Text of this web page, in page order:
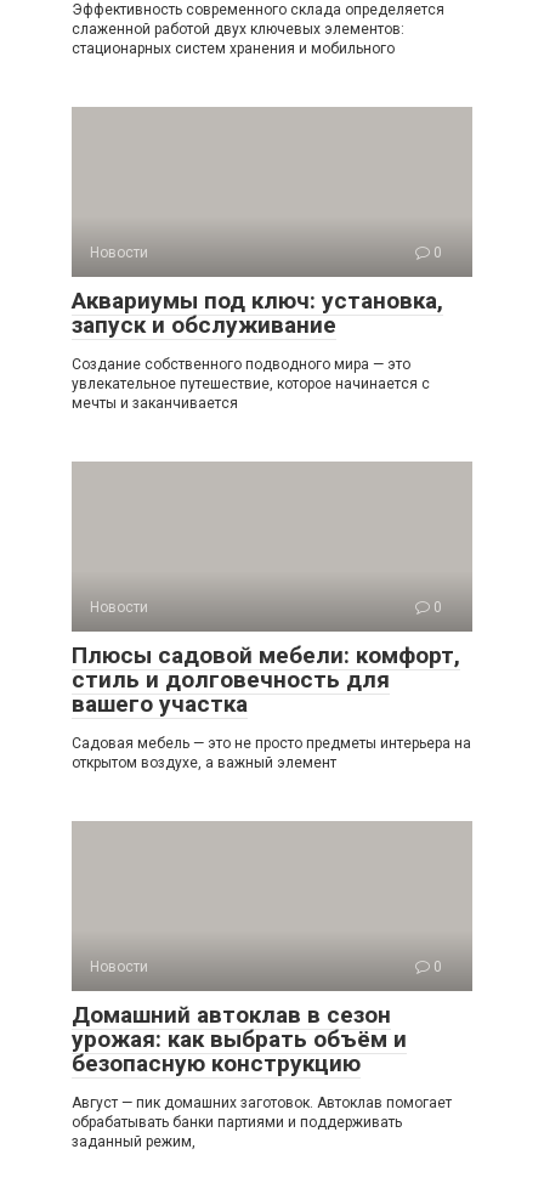
Эффективность современного склада определяется
слаженной работой двух ключевых элементов:
стационарных систем хранения и мобильного
Новости 0
Аквариумы под ключ: установка,
запуск и обслуживание
Создание собственного подводного мира — это
увлекательное путешествие, которое начинается с
мечты и заканчивается
Новости 0
Плюсы садовой мебели: комфорт,
стиль и долговечность для
вашего участка
Садовая мебель — это не просто предметы интерьера на
открытом воздухе, а важный элемент
Новости 0
Домашний автоклав в сезон
урожая: как выбрать объём и
безопасную конструкцию
Август — пик домашних заготовок. Автоклав помогает
обрабатывать банки партиями и поддерживать
заданный режим,